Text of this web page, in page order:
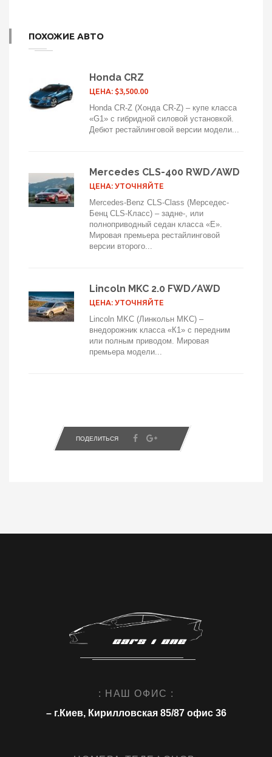
ПОХОЖИЕ АВТО
Honda CRZ
ЦЕНА: $3,500.00
Honda CR-Z (Хонда CR-Z) – купе класса
«G1» с гибридной силовой установкой.
Дебют рестайлинговой версии модели...
Mercedes CLS-400 RWD/AWD
ЦЕНА: УТОЧНЯЙТЕ
Mercedes-Benz CLS-Class (Мерседес-
Бенц CLS-Класс) – задне-, или
полноприводный седан класса «E».
Мировая премьера рестайлинговой
версии второго...
Lincoln MKC 2.0 FWD/AWD
ЦЕНА: УТОЧНЯЙТЕ
Lincoln MKC (Линкольн MKC) –
внедорожник класса «К1» с передним
или полным приводом. Мировая
премьера модели...
ПОДЕЛИТЬСЯ
: НАШ ОФИС :
– г.Киев, Кирилловская 85/87 офис 36